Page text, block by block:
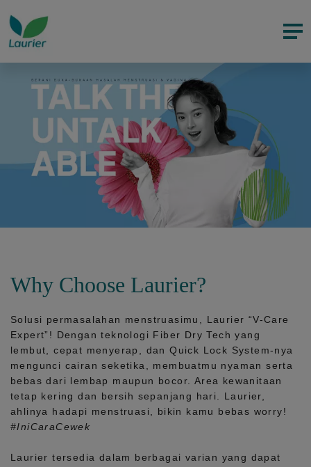
Why Choose Laurier?
Solusi permasalahan menstruasimu, Laurier “V-Care
Expert”! Dengan teknologi Fiber Dry Tech yang
lembut, cepat menyerap, danQuick Lock System-nya
mengunci cairan seketika, membuatmu nyaman serta
bebas dari lembap maupun bocor. Area kewanitaan
tetap kering dan bersih sepanjang hari.
Laurier,
ahlinya hadapi menstruasi, bikin kamu bebas worry!
#IniCaraCewek
Laurier tersedia dalam berbagai varian yang dapat